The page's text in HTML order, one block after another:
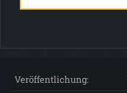
Veröffentlichung: